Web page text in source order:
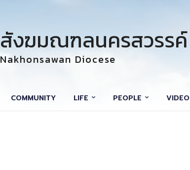
สังฆมณฑลนครสวรรค์
Nakhonsawan Diocese
COMMUNITY LIFE PEOPLE VIDEO